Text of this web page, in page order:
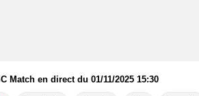
Match en direct du 01/11/2025 15:30